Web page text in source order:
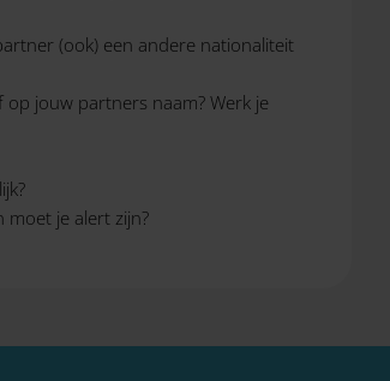
(ook) een andere nationaliteit
jouw partners naam? Werk je
moet je alert zijn?